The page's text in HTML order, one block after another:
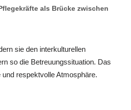
als Brücke zwischen
sie den interkulturellen
so die Betreuungssituation. Das
respektvolle Atmosphäre.